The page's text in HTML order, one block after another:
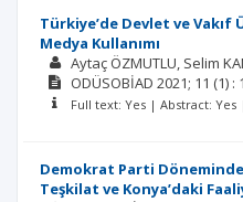
Türkiye’de Devlet ve
Medya Kullanımı
Aytaç ÖZMUTLU Selim
ODÜSOBİAD 2021; 11 (1) :
Full text: Yes | Abstract:
Demokrat Parti
Teşkilat ve Konya’daki